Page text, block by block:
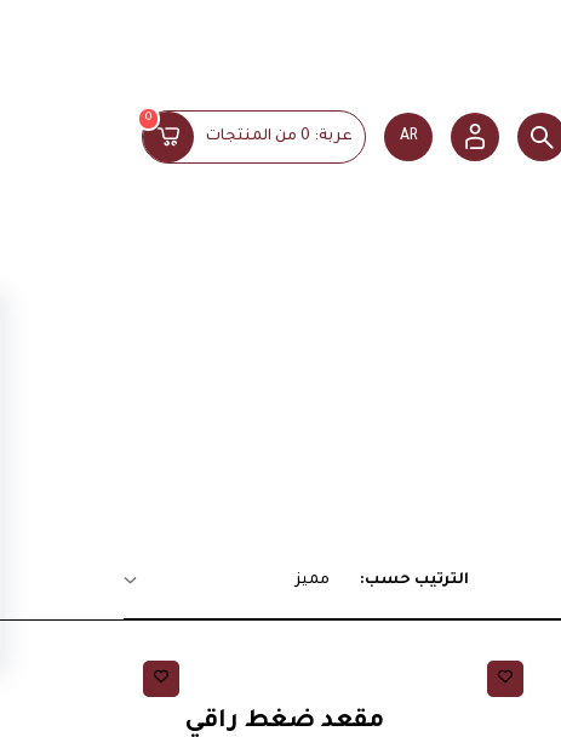
AR عربة: 0 من المنتجات
0
الترتيب حسب: مميز
مقعد ضغط راقي